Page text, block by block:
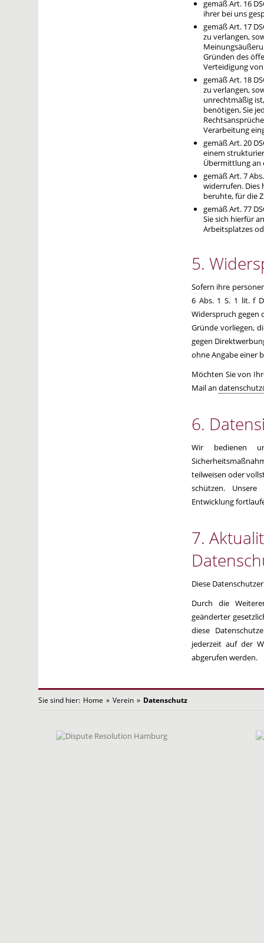
gemäß Art. 16
ihrer bei uns
gemäß Art. 17
zu verlangen,
Gründen des
Verteidigung
gemäß Art. 18
zu verlangen,
unrechtmäßig
benötigen, Sie
Verarbeitung
gemäß Art. 20
einem
Übermittlung an
gemäß Art. 7
widerrufen. Dies
beruhte, für die
gemäß Art. 77
Sie sich hierfür
Arbeitsplatzes
5.
Sofern ihre
6 Abs. 1 S. 1 lit. f
Widerspruch gegen
Gründe vorliegen,
gegen
ohne Angabe einer
Möchten Sie von
Mail an
6.
Wir bedienen
teilweisen oder
schützen. Unsere
Entwicklung
7.
Diese
Durch die
geänderter
diese
jederzeit auf der
abgerufen werden.
Sie sind hier: Home » Verein » Datenschutz